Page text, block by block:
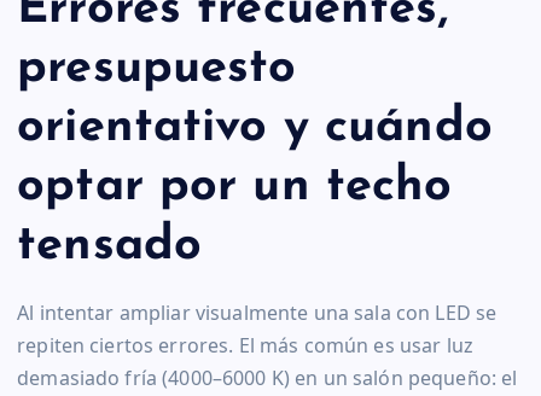
presupuesto
orientativo y cuándo
optar por un techo
tensado
Al intentar ampliar visualmente una sala con LED se
repiten ciertos errores. El más común es usar luz
demasiado fría (4000–6000 K) en un salón pequeño: el